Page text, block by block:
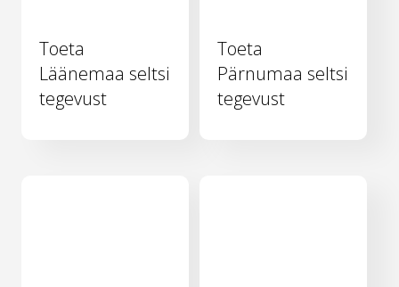
Toeta
Läänemaa seltsi
tegevust
Toeta
Pärnumaa seltsi
tegevust